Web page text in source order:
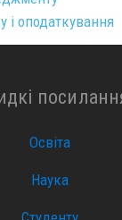
і оподаткування
Освіта
Наука